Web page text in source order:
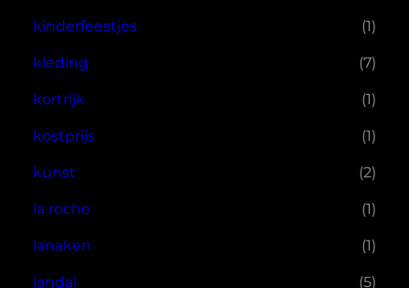
kinderfeestjes (1)
kleding (7)
kortrijk (1)
kostprijs (1)
kunst (2)
la roche (1)
lanaken (1)
landal (5)